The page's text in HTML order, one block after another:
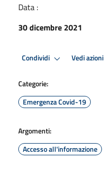
Data :
30 dicembre 2021
Condividi Vedi azioni
Categorie:
Emergenza Covid-19
Argomenti:
Accesso all'informazione